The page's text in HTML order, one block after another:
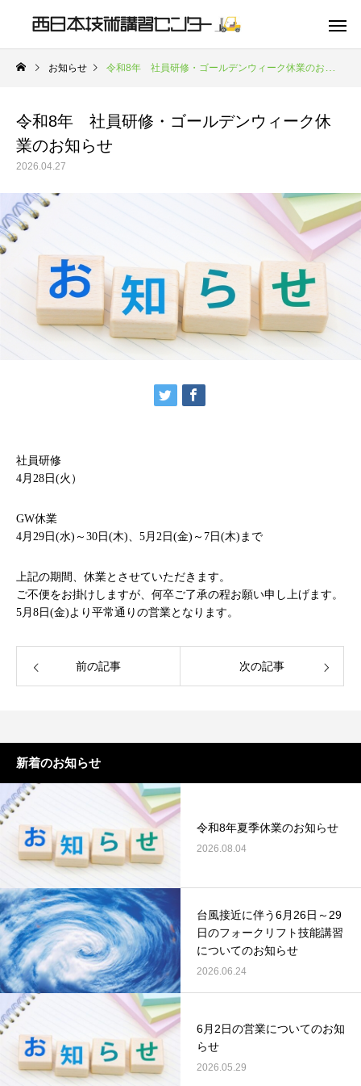
お知らせ 令和8年 社員研修・ゴールデンウィーク休業のお知らせ
令和8年 社員研修・ゴールデンウィーク休
業のお知らせ
2026.04.27
社員研修
4月28日(火）
GW休業
4月29日(水)～30日(木)、5月2日(金)～7日(木)まで
上記の期間、休業とさせていただきます。
ご不便をお掛けしますが、何卒ご了承の程お願い申し上げます。
5月8日(金)より平常通りの営業となります。
前の記事 次の記事
新着のお知らせ
令和8年夏季休業のお知らせ
2026.08.04
台風接近に伴う6月26日～29
日のフォークリフト技能講習
についてのお知らせ
2026.06.24
6月2日の営業についてのお知
らせ
2026.05.29